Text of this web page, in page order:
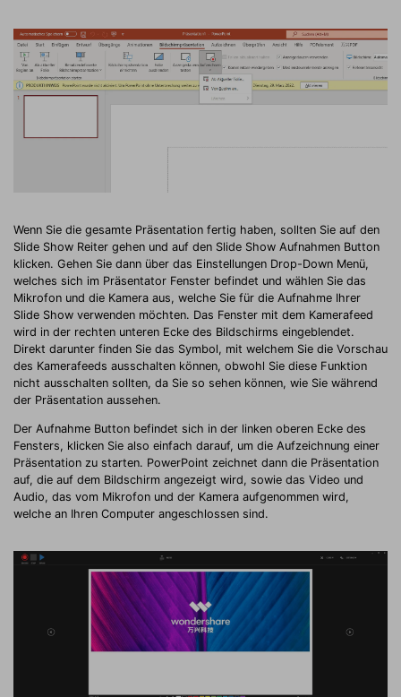
Wenn Sie die gesamte Präsentation fertig haben, sollten Sie auf den
Slide Show Reiter gehen und auf den Slide Show Aufnahmen Button
klicken. Gehen Sie dann über das Einstellungen Drop-Down Menü,
welches sich im Präsentator Fenster befindet und wählen Sie das
Mikrofon und die Kamera aus, welche Sie für die Aufnahme Ihrer
Slide Show verwenden möchten. Das Fenster mit dem Kamerafeed
wird in der rechten unteren Ecke des Bildschirms eingeblendet.
Direkt darunter finden Sie das Symbol, mit welchem Sie die Vorschau
des Kamerafeeds ausschalten können, obwohl Sie diese Funktion
nicht ausschalten sollten, da Sie so sehen können, wie Sie während
der Präsentation aussehen.
Der Aufnahme Button befindet sich in der linken oberen Ecke des
Fensters, klicken Sie also einfach darauf, um die Aufzeichnung einer
Präsentation zu starten. PowerPoint zeichnet dann die Präsentation
auf, die auf dem Bildschirm angezeigt wird, sowie das Video und
Audio, das vom Mikrofon und der Kamera aufgenommen wird,
welche an Ihren Computer angeschlossen sind.